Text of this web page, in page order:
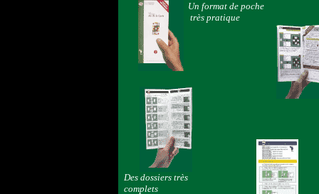
Un format de poche
très pratique
Des dossiers très
complets